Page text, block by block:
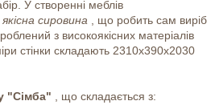
У створенні меблів
якісна сировина
, що робить сам виріб
з високоякісних матеріалів
стінки складають 2310х390х2030
"Сімба" , що складається з: